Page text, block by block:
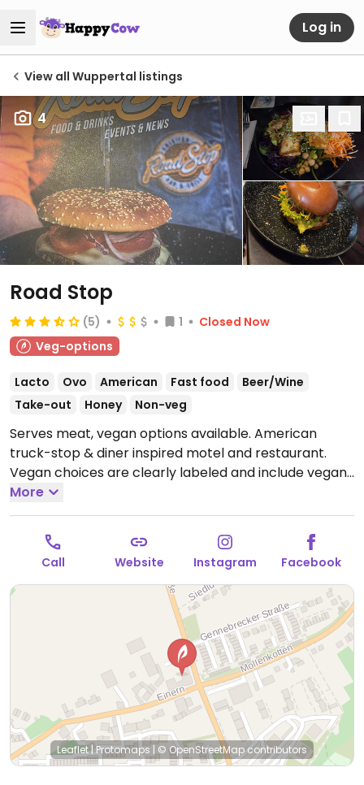
Log in
View all Wuppertal listings
4
Road Stop
(5) 1
Closed Now
Veg-options
Lacto Ovo American Fast food
Beer/Wine
Take-out
Honey Non-veg
Serves meat, vegan options available. American
truck-stop & diner inspired motel and restaurant.
Vegan choices are clearly labeled and include vegan
nuggets, two vegan bowls, vegan pulled jackfruit
loaded fries, and a vegan burger.Open Mon-Thu
16:00-22:00, Fri 16:00-23:00, Sat 15:00-23:00, Sun 12:00-
More
Call Website Instagram Facebook
Leaflet|Protomaps | © OpenStreetMapcontributors